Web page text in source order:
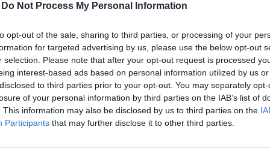
Do Not Process My Personal Information
opt-out of the sale, sharing to third parties, or processing of your
for targeted advertising by us, please use the below opt-out
selection. Please note that after your opt-out request is processed
interest-based ads based on personal information utilized by us
to third parties prior to your opt-out. You may separately
of your personal information by third parties on the IAB’s list of
This information may also be disclosed by us to third parties on the
Participants that may further disclose it to other third parties.
csúcs után 2015-ben a harmadik helyre csúszott
méretéhez képest lehívott brüsszeli EU-
elmaradt a triplázás - derült ki egy minap frissített
azonban mit sem éreztek idehaza a pályázók,
rekord született. A kettősség az államháztartáson
mértékű, több mint 1600 milliárd forintos, lyukat
igaz ebből nagyobb bajunk szerencsére nem lesz.